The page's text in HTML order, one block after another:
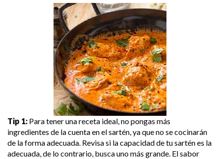
Tip 1: Para tener una receta ideal, no pongas más
ingredientes de la cuenta en el sartén, ya que no se cocinarán
de la forma adecuada. Revisa si la capacidad de tu sartén es la
adecuada, de lo contrario, busca uno más grande. El sabor